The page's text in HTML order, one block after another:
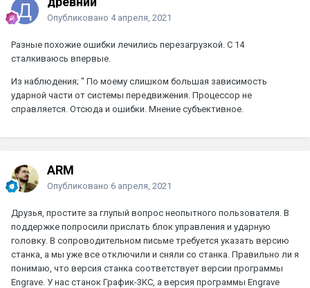
Опубликовано 4 апреля, 2021
Разные похожие ошибки лечились перезагрузкой. С 14
сталкиваюсь впервые.
Из наблюдения; " По моему слишком большая зависимость
ударной части от системы передвижения. Процессор не
справляется. Отсюда и ошибки. Мнение субъективное.
ARM
Опубликовано 6 апреля, 2021
Друзья, простите за глупый вопрос неопытного пользователя. В
поддержке попросили прислать блок управления и ударную
головку. В сопроводительном письме требуется указать версию
станка, а мы уже все отключили и сняли со станка. Правильно ли я
понимаю, что версия станка соответствует версии программы
Engrave. У нас станок График-3КС, а версия программы Engrave